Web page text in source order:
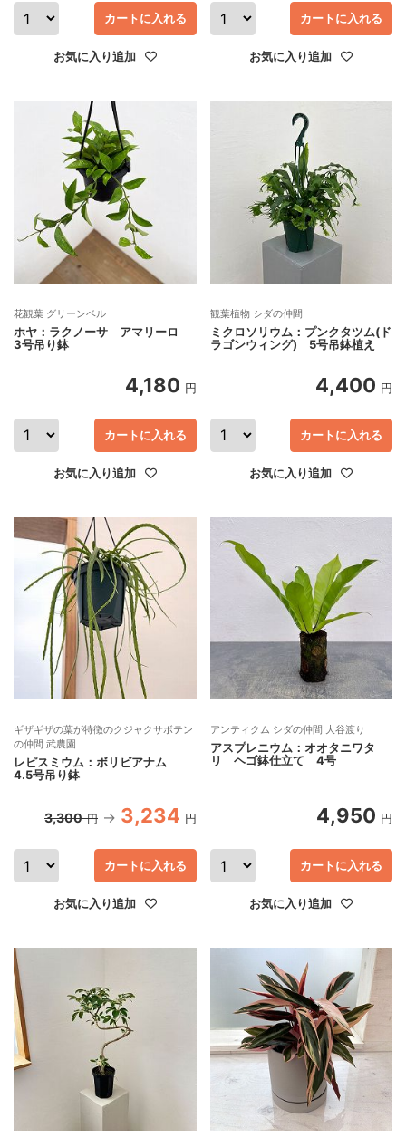
カートに入れる
お気に入り追加
カートに入れる
お気に入り追加
花観葉 グリーンベル
ホヤ：ラクノーサ アマリーロ
3号吊り鉢
4,180 円
カートに入れる
お気に入り追加
観葉植物 シダの仲間
ミクロソリウム：プンクタツム(ド
ラゴンウィング) 5号吊鉢植え
4,400 円
カートに入れる
お気に入り追加
ギザギザの葉が特徴のクジャクサボテン
の仲間 武農園
レピスミウム：ボリビアナム
4.5号吊り鉢
3,300 円 3,234 円
カートに入れる
お気に入り追加
アンティクム シダの仲間 大谷渡り
アスプレニウム：オオタニワタ
リ ヘゴ鉢仕立て 4号
4,950 円
カートに入れる
お気に入り追加